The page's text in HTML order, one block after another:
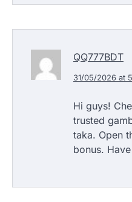
QQ777BDT
31/05/2026 at
Hi guys!
trusted
taka. Open
bonus.